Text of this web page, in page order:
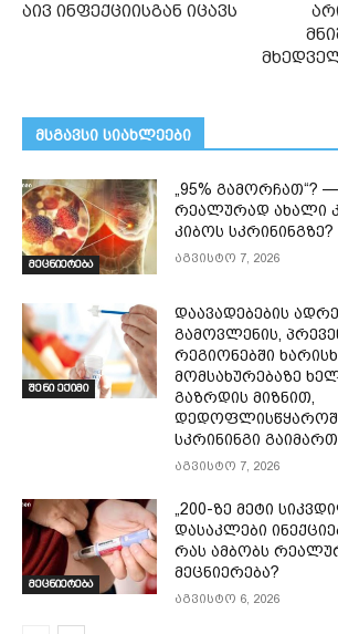
აივ ინფექციისგან იცავს
მსგავსი სიახლეები
მეცნიერება
„95% გამორჩათ“?
რეალურად ახალი
კიბოს სკრინინგზე?
აგვისტო 7, 2026
შენი ექიმი
დაავადებების
გამოვლენის,
რეგიონებში
მომსახურებაზე
გაზრდის მიზნით,
სკრინინგი
აგვისტო 7, 2026
მეცნიერება
„200-ზე მეტი
დასაკლები
რას ამბობს
მეცნიერება?
აგვისტო 6, 2026